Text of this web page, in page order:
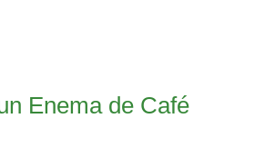
Enema de Café